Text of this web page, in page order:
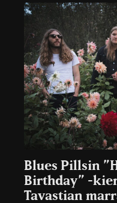
Blues Pillsin
Birthday” -
Tavastian